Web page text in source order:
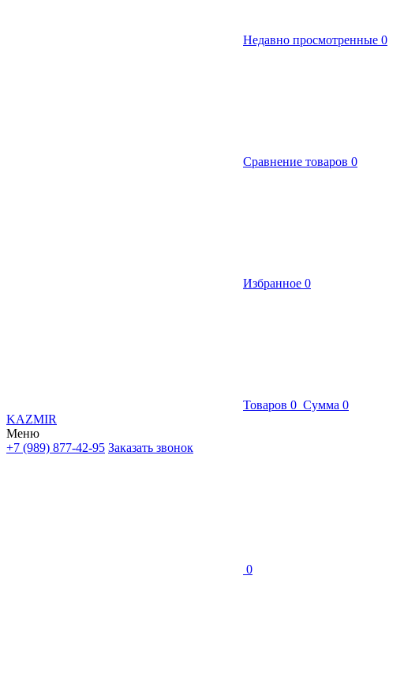
Недавно просмотренные 0
Сравнение товаров 0
Избранное 0
Товаров 0 Сумма 0
KAZMIR
Меню
+7 (989) 877-42-95 Заказать звонок
0